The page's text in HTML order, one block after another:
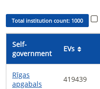
Total institution count: 1000
Self-
government
EVs
Rīgas
apgabals
419439